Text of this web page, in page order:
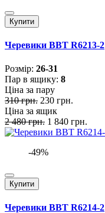
Купити
Черевики BBT R6213-2
Розмiр: 26-31
Пар в ящику: 8
Ціна за пару
310 грн. 230 грн.
Ціна за ящик
2 480 грн. 1 840 грн.
-49%
Купити
Черевики BBT R6214-2